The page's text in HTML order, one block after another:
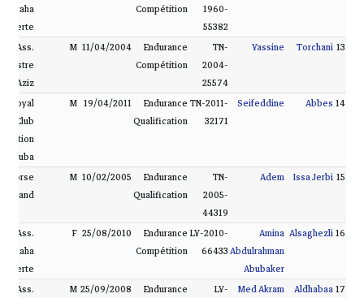
1960-
55382
Compétition
Bizerte
13
Torchani
Yassine
TN-
2004-
25574
Endurance
Compétition
11/04/2004
M
Ass.
Aziz
14
Abbes
Seifeddine
TN-2011-
32171
Endurance
Qualification
19/04/2011
M
Royal
Club
15
Issa Jerbi
Adem
TN-
2005-
44319
Endurance
Qualification
10/02/2005
M
Horse
Land
16
Alsaghezli
Amina
Abdulrahman
Abubaker
LY-2010-
66433
Endurance
Compétition
25/08/2010
F
Ass.
Bizerte
17
Aldhabaa
Med Akram
LY-
Endurance
25/09/2008
M
Ass.